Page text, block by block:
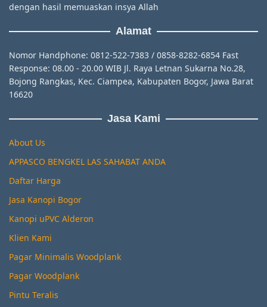
dengan hasil memuaskan insya Allah
Alamat
Nomor Handphone: 0812-522-7383 / 0858-8282-6854 Fast
Response: 08.00 - 20.00 WIB Jl. Raya Letnan Sukarna No.28,
Bojong Rangkas, Kec. Ciampea, Kabupaten Bogor, Jawa Barat
16620
Jasa Kami
About Us
APPASCO BENGKEL LAS SAHABAT ANDA
Daftar Harga
Jasa Kanopi Bogor
Kanopi uPVC Alderon
Klien Kami
Pagar Minimalis Woodplank
Pagar Woodplank
Pintu Teralis